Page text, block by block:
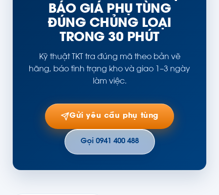
BÁO GIÁ PHỤ TÙNG
ĐÚNG CHỦNG LOẠI
TRONG 30 PHÚT
Kỹ thuật TKT tra đúng mã theo bản vẽ
hãng, báo tình trạng kho và giao 1–3 ngày
làm việc.
Gửi yêu cầu phụ tùng
Gọi 0941 400 488